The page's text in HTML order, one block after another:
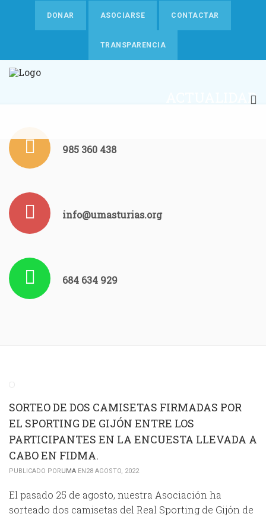
DONAR ASOCIARSE CONTACTAR
TRANSPARENCIA
ACTUALIDAD
985 360 438
info@umasturias.org
684 634 929
SORTEO DE DOS CAMISETAS FIRMADAS POR
EL SPORTING DE GIJÓN ENTRE LOS
PARTICIPANTES EN LA ENCUESTA LLEVADA A
CABO EN FIDMA.
PUBLICADO PORUMA EN28 AGOSTO, 2022
El pasado 25 de agosto, nuestra Asociación ha
sorteado dos camisetas del Real Sporting de Gijón de